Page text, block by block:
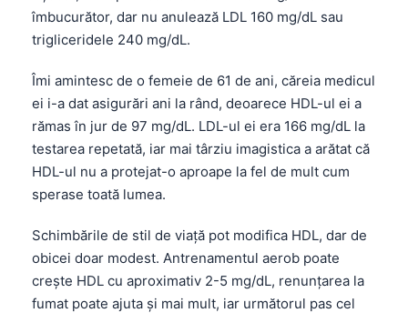
îmbucurător, dar nu anulează LDL 160 mg/dL sau
trigliceridele 240 mg/dL.
Îmi amintesc de o femeie de 61 de ani, căreia medicul
ei i-a dat asigurări ani la rând, deoarece HDL-ul ei a
rămas în jur de 97 mg/dL. LDL-ul ei era 166 mg/dL la
testarea repetată, iar mai târziu imagistica a arătat că
HDL-ul nu a protejat-o aproape la fel de mult cum
sperase toată lumea.
Schimbările de stil de viață pot modifica HDL, dar de
obicei doar modest. Antrenamentul aerob poate
crește HDL cu aproximativ 2-5 mg/dL, renunțarea la
fumat poate ajuta și mai mult, iar următorul pas cel